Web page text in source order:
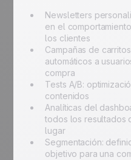
Newsletters
en el
los clientes
Campañas de
automáticos a
compra
Tests A/B:
contenidos
Analíticas del
todos los resultados
lugar
Segmentación:
objetivo para una